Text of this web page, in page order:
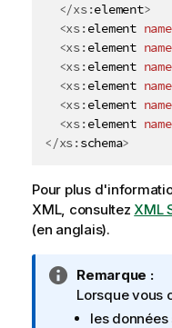
</xs:element>
<xs:element name
<xs:element name
<xs:element name
<xs:element name
<xs:element name
<xs:element name
</xs:schema>
Pour plus
XML, consultez XML
(en anglais).
N
o
t
Remarque :
Lorsque vous
les